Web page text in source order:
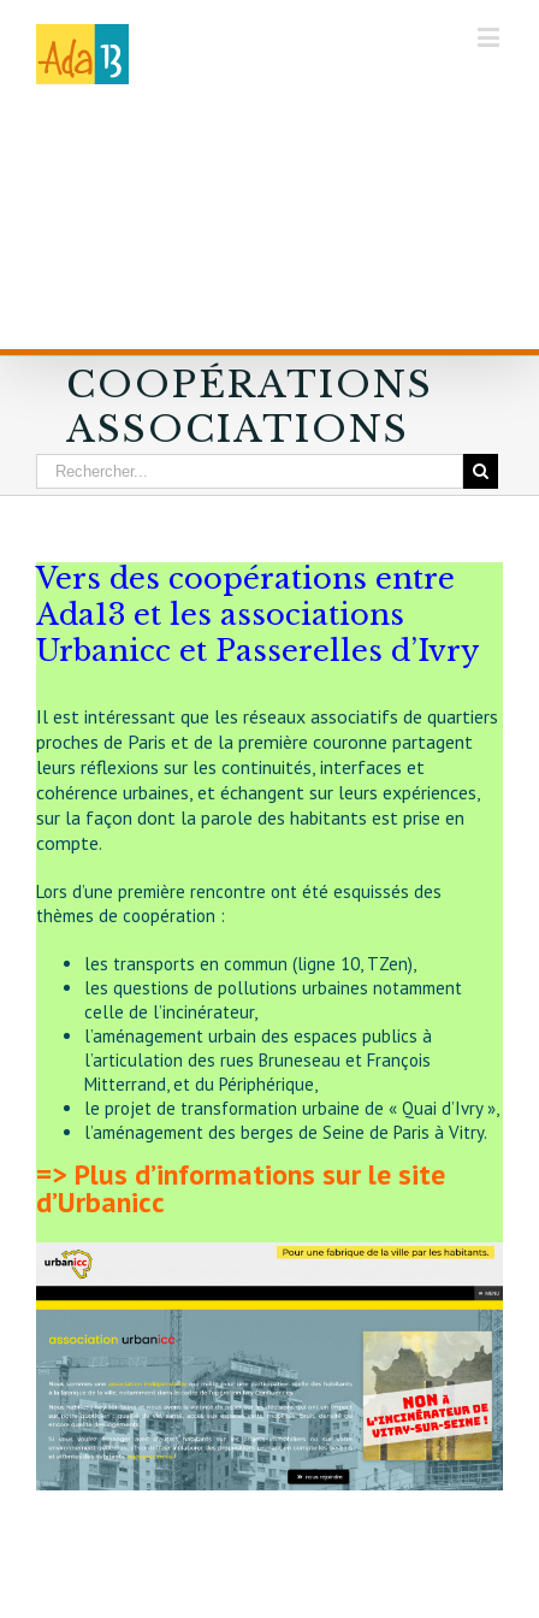
COOPÉRATIONS
ASSOCIATIONS
Vers des coopérations entre
Ada13 et les associations
Urbanicc et Passerelles d’Ivry
Il est intéressant que les réseaux associatifs de quartiers
proches de Paris et de la première couronne partagent
leurs réflexions sur les continuités, interfaces et
cohérence urbaines, et échangent sur leurs expériences,
sur la façon dont la parole des habitants est prise en
compte.
Lors d’une première rencontre ont été esquissés des
thèmes de coopération :
les transports en commun (ligne 10, TZen),
les questions de pollutions urbaines notamment
celle de l’incinérateur,
l’aménagement urbain des espaces publics à
l’articulation des rues Bruneseau et François
Mitterrand, et du Périphérique,
le projet de transformation urbaine de « Quai d’Ivry »,
l’aménagement des berges de Seine de Paris à Vitry.
=> Plus d’informations sur le site
d’Urbanicc